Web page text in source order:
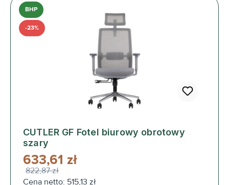
CUTLER GF Fotel biurowy obrotowy
szary
BHP
-23%
633,61 zł
822,87 zł
Cena netto: 515,13 zł